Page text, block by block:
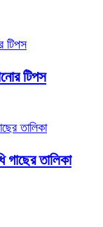
টিপস
গাছের তালিকা